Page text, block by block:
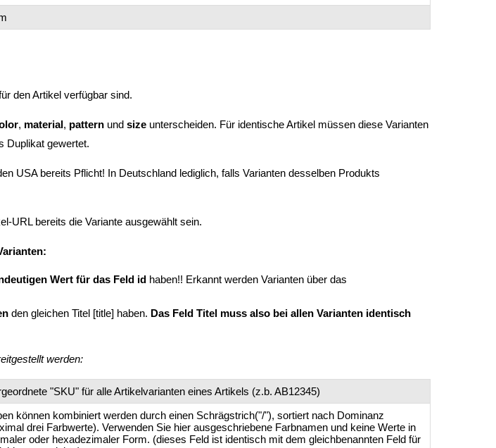
den Artikel verfügbar sind.
, material, pattern undsize unterscheiden. Für identische Artikel müssen diese Varianten
Duplikat gewertet.
USA bereits Pflicht! In Deutschland lediglich, falls Varianten desselben Produkts
URL bereits die Variante ausgewählt sein.
Wert für das Feld id haben!! Erkannt werden Varianten über das
den gleichen Titel [title] haben. Das Feld Titel muss also bei allen Varianten identisch
werden:
"SKU" für alle Artikelvarianten eines Artikels (z.b. AB12345)
können kombiniert werden durch einen Schrägstrich("/"), sortiert nach Dominanz
drei Farbwerte). Verwenden Sie hier ausgeschriebene Farbnamen und keine Werte in
oder hexadezimaler Form. (dieses Feld ist identisch mit dem gleichbenannten Feld für